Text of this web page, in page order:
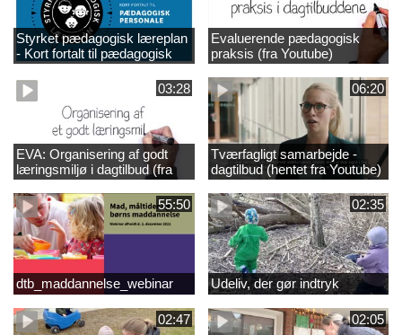
Styrket pædagogisk læreplan
- Kort fortalt til pædagogisk
personale /Youtube)
Evaluerende pædagogisk
praksis (fra Youtube)
03:28
EVA: Organisering af godt
læringsmiljø i dagtilbud (fra
Youtube)
06:20
Tværfagligt samarbejde -
dagtilbud (hentet fra Youtube)
55:50
dtb_maddannelse_webinar
02:35
Udeliv, der gør indtryk
02:47 02:05